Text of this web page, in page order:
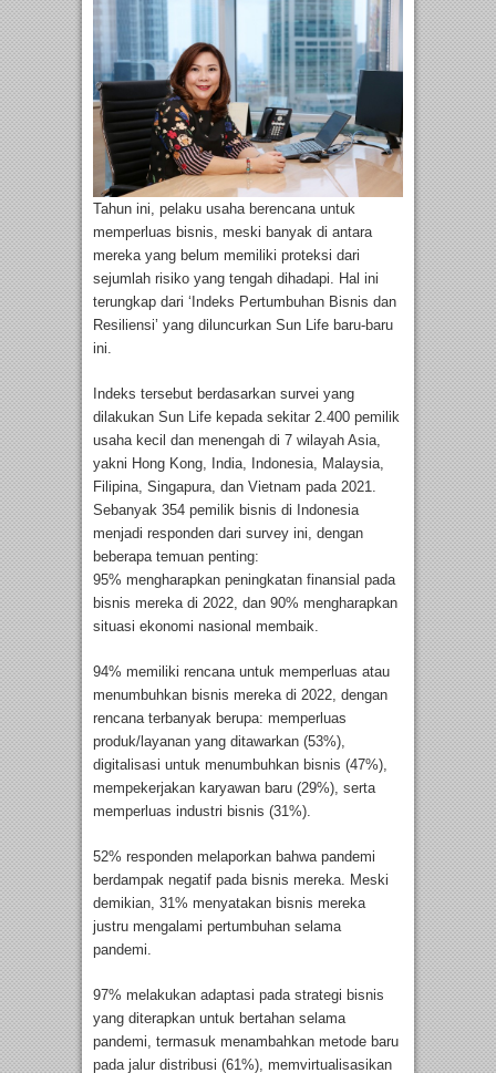
Tahun ini, pelaku usaha berencana untuk
memperluas bisnis, meski banyak di antara
mereka yang belum memiliki proteksi dari
sejumlah risiko yang tengah dihadapi. Hal ini
terungkap dari ‘Indeks Pertumbuhan Bisnis dan
Resiliensi’ yang diluncurkan Sun Life baru-baru
ini.
Indeks tersebut berdasarkan survei yang
dilakukan Sun Life kepada sekitar 2.400 pemilik
usaha kecil dan menengah di 7 wilayah Asia,
yakni Hong Kong, India, Indonesia, Malaysia,
Filipina, Singapura, dan Vietnam pada 2021.
Sebanyak 354 pemilik bisnis di Indonesia
menjadi responden dari survey ini, dengan
beberapa temuan penting:
95% mengharapkan peningkatan finansial pada
bisnis mereka di 2022, dan 90% mengharapkan
situasi ekonomi nasional membaik.
94% memiliki rencana untuk memperluas atau
menumbuhkan bisnis mereka di 2022, dengan
rencana terbanyak berupa: memperluas
produk/layanan yang ditawarkan (53%),
digitalisasi untuk menumbuhkan bisnis (47%),
mempekerjakan karyawan baru (29%), serta
memperluas industri bisnis (31%).
52% responden melaporkan bahwa pandemi
berdampak negatif pada bisnis mereka. Meski
demikian, 31% menyatakan bisnis mereka
justru mengalami pertumbuhan selama
pandemi.
97% melakukan adaptasi pada strategi bisnis
yang diterapkan untuk bertahan selama
pandemi, termasuk menambahkan metode baru
pada jalur distribusi (61%), memvirtualisasikan